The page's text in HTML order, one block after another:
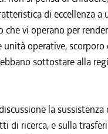
di eccellenza
vi operano per
operative,
sottostare alla
la
di ricerca, e sulla